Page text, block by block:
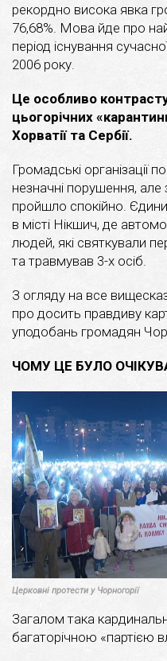
рекордно висока явка
76,68%. Мова йде про
період існування
2006 року.
Це особливо
цьогорічних
Хорватії та Сербії.
Громадські організації
незначні порушення,
пройшло спокійно.
в місті Нікшич, де
людей, які святкували
та травмував 3-х осіб.
З огляду на все
про досить правдиву
уподобань громадян
ЧОМУ ЦЕ БУЛО
Церковні протести у Чорногорії
Загалом така
багаторічною «партією